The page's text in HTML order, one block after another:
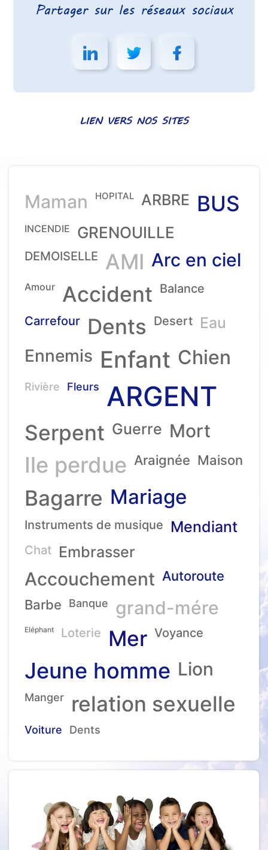
Partager sur les réseaux sociaux
LIEN VERS NOS SITES
Maman HOPITAL ARBRE BUS
INCENDIE GRENOUILLE
DEMOISELLE AMI Arc en ciel
Amour Accident Balance
Carrefour Dents Desert Eau
Ennemis Enfant Chien
Rivière Fleurs ARGENT
Serpent Guerre Mort
Ile perdue Araignée Maison
Bagarre Mariage
Instruments de musique Mendiant
Chat Embrasser
Accouchement Autoroute
Barbe
Banque grand-mére
Eléphant Loterie Mer Voyance
Jeune homme Lion
Manger relation sexuelle
Voiture Dents